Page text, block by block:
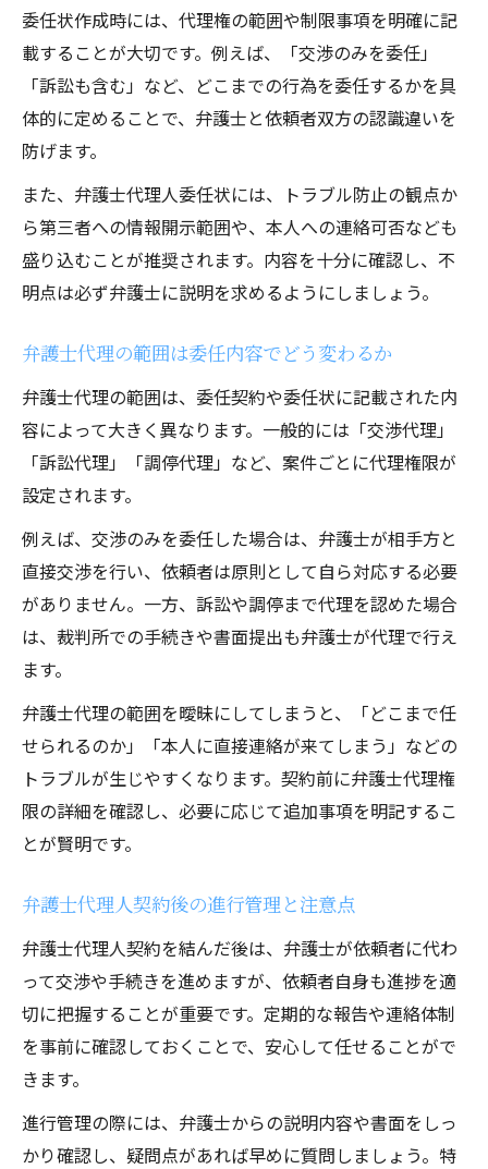
委任状作成時には、代理権の範囲や制限事項を明確に記
載することが大切です。例えば、「交渉のみを委任」
「訴訟も含む」など、どこまでの行為を委任するかを具
体的に定めることで、弁護士と依頼者双方の認識違いを
防げます。
また、弁護士代理人委任状には、トラブル防止の観点か
ら第三者への情報開示範囲や、本人への連絡可否なども
盛り込むことが推奨されます。内容を十分に確認し、不
明点は必ず弁護士に説明を求めるようにしましょう。
弁護士代理の範囲は委任内容でどう変わるか
弁護士代理の範囲は、委任契約や委任状に記載された内
容によって大きく異なります。一般的には「交渉代理」
「訴訟代理」「調停代理」など、案件ごとに代理権限が
設定されます。
例えば、交渉のみを委任した場合は、弁護士が相手方と
直接交渉を行い、依頼者は原則として自ら対応する必要
がありません。一方、訴訟や調停まで代理を認めた場合
は、裁判所での手続きや書面提出も弁護士が代理で行え
ます。
弁護士代理の範囲を曖昧にしてしまうと、「どこまで任
せられるのか」「本人に直接連絡が来てしまう」などの
トラブルが生じやすくなります。契約前に弁護士代理権
限の詳細を確認し、必要に応じて追加事項を明記するこ
とが賢明です。
弁護士代理人契約後の進行管理と注意点
弁護士代理人契約を結んだ後は、弁護士が依頼者に代わ
って交渉や手続きを進めますが、依頼者自身も進捗を適
切に把握することが重要です。定期的な報告や連絡体制
を事前に確認しておくことで、安心して任せることがで
きます。
進行管理の際には、弁護士からの説明内容や書面をしっ
かり確認し、疑問点があれば早めに質問しましょう。特